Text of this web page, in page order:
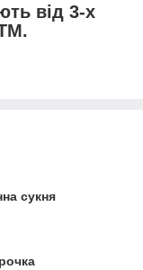
від 3-х
сукня